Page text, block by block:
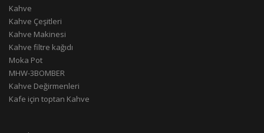
Kahve
Kahve Çeşitleri
Kahve Makinesi
Kahve filtre kağıdı
Moka Pot
MHW-3BOMBER
Kahve Değirmenleri
Kafe için toptan Kahve